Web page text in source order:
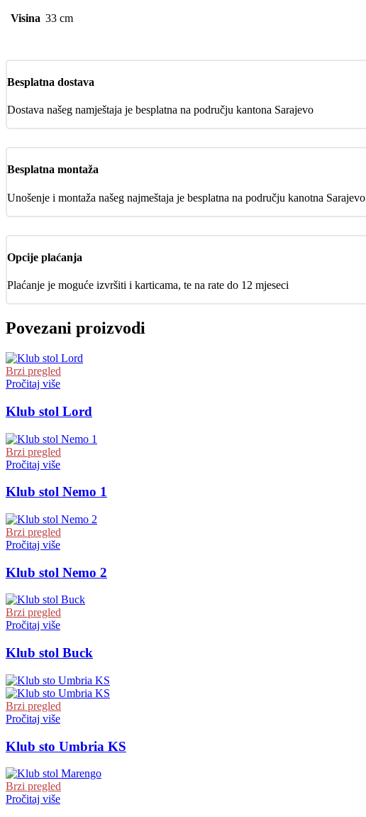
Visina 33 cm
Besplatna dostava
Dostava našeg namještaja je besplatna na području kantona Sarajevo
Besplatna montaža
Unošenje i montaža našeg najmeštaja je besplatna na području kanotna Sarajevo
Opcije plaćanja
Plaćanje je moguće izvršiti i karticama, te na rate do 12 mjeseci
Povezani proizvodi
Brzi pregled
Pročitaj više
Klub stol Lord
Brzi pregled
Pročitaj više
Klub stol Nemo 1
Brzi pregled
Pročitaj više
Klub stol Nemo 2
Brzi pregled
Pročitaj više
Klub stol Buck
Brzi pregled
Pročitaj više
Klub sto Umbria KS
Brzi pregled
Pročitaj više